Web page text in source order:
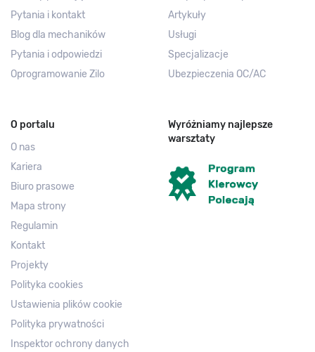
Pytania i kontakt
Blog dla mechaników
Pytania i odpowiedzi
Oprogramowanie Zilo
Artykuły
Usługi
Specjalizacje
Ubezpieczenia OC/AC
O portalu
O nas
Kariera
Biuro prasowe
Mapa strony
Regulamin
Kontakt
Projekty
Polityka cookies
Ustawienia plików cookie
Polityka prywatności
Inspektor ochrony danych
Wyróżniamy najlepsze
warsztaty